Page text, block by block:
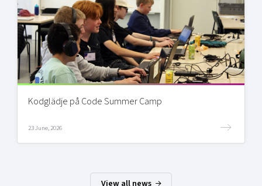
Kodglädje på Code Summer Camp
23 June, 2026